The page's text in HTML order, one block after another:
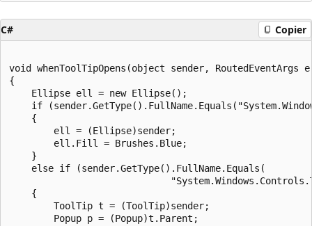
C# Copier
void whenToolTipOpens(object sender, RoutedEventArgs
{
    Ellipse ell = new Ellipse();
if
    {
        ell = (Ellipse)sender;
        ell.Fill = Brushes.Blue;
    }
    else if (sender.GetType().FullName.Equals(
    {
        ToolTip t = (ToolTip)sender;
        Popup p = (Popup)t.Parent;